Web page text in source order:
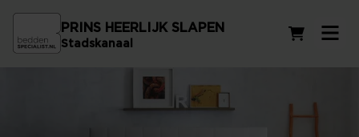
PRINS HEERLIJK SLAPEN
Stadskanaal